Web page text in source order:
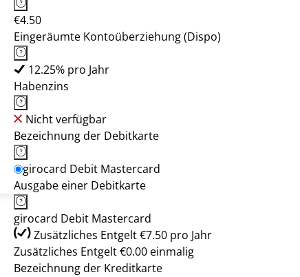
€4.50
Eingeräumte Kontoüberziehung (Dispo)
12.25% pro Jahr
Habenzins
Nicht verfügbar
Bezeichnung der Debitkarte
girocard Debit Mastercard
Ausgabe einer Debitkarte
girocard Debit Mastercard
Zusätzliches Entgelt €7.50 pro Jahr
Zusätzliches Entgelt €0.00 einmalig
Bezeichnung der Kreditkarte